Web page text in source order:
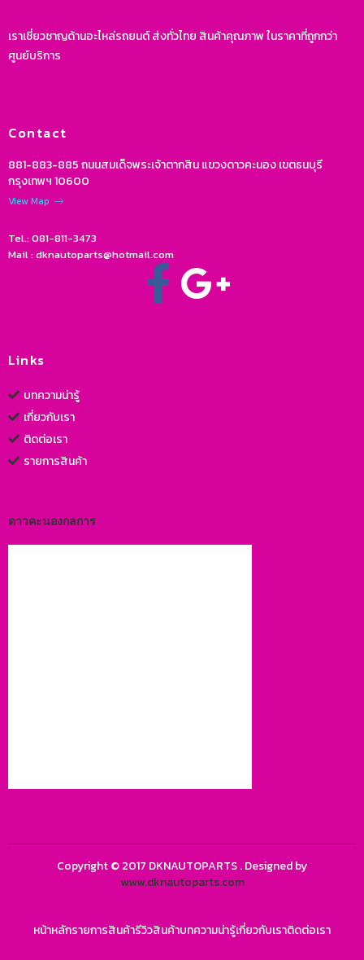
เราเชี่ยวชาญด้านอะไหล่รถยนต์ ส่งทั่วไทย สินค้าคุณภาพ ในราคาที่ถูกกว่า
ศูนย์บริการ
Contact
881-883-885 ถนนสมเด็จพระเจ้าตากสิน แขวงดาวคะนอง เขตธนบุรี
กรุงเทพฯ 10600
View Map
Tel.: 081-811-3473
Mail : dknautoparts@hotmail.com
Links
บทความน่ารู้
เกี่ยวกับเรา
ติดต่อเรา
รายการสินค้า
ดาวคะนองกลการ
Copyright © 2017 DKNAUTOPARTS . Designed by
www.dknautoparts.com
หน้าหลักรายการสินค้ารีวิวสินค้าบทความน่ารู้เกี่ยวกับเราติดต่อเรา